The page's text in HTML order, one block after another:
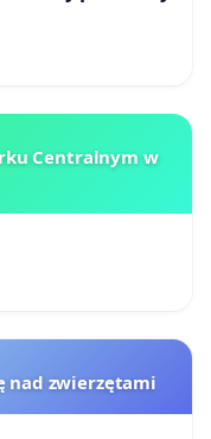
Centralnym w
nad zwierzętami